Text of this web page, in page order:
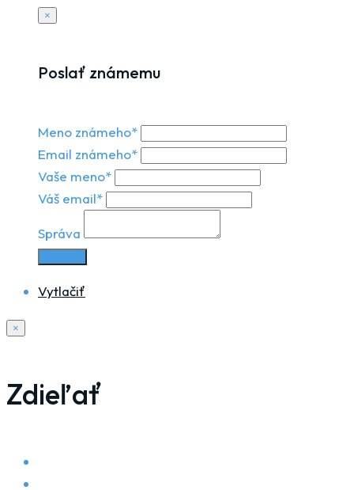
×
Poslať známemu
Meno známeho*
Email známeho*
Vaše meno*
Váš email*
Správa
Vytlačiť
×
Zdieľať